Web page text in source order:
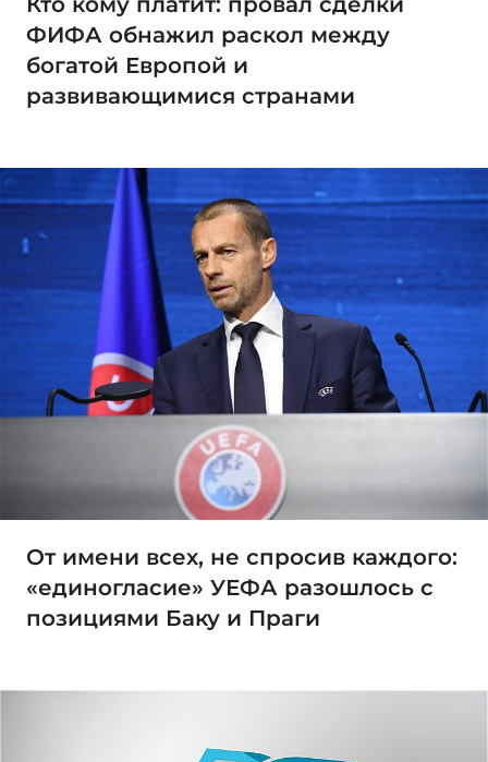
ФИФА обнажил раскол между
богатой Европой и
развивающимися странами
От имени всех, не спросив каждого:
«единогласие» УЕФА разошлось с
позициями Баку и Праги